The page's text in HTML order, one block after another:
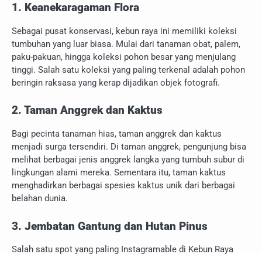
1. Keanekaragaman Flora
Sebagai pusat konservasi, kebun raya ini memiliki koleksi
tumbuhan yang luar biasa. Mulai dari tanaman obat, palem,
paku-pakuan, hingga koleksi pohon besar yang menjulang
tinggi. Salah satu koleksi yang paling terkenal adalah pohon
beringin raksasa yang kerap dijadikan objek fotografi.
2. Taman Anggrek dan Kaktus
Bagi pecinta tanaman hias, taman anggrek dan kaktus
menjadi surga tersendiri. Di taman anggrek, pengunjung bisa
melihat berbagai jenis anggrek langka yang tumbuh subur di
lingkungan alami mereka. Sementara itu, taman kaktus
menghadirkan berbagai spesies kaktus unik dari berbagai
belahan dunia.
3. Jembatan Gantung dan Hutan Pinus
Salah satu spot yang paling Instagramable di Kebun Raya